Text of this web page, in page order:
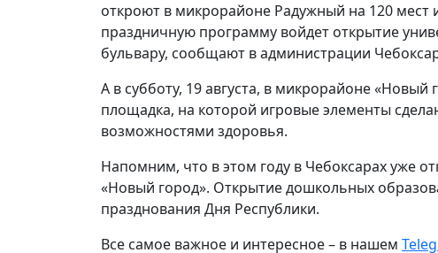
откроют в микрорайоне Радужный на 120 мест
праздничную программу войдет открытие
бульвару, сообщают в администрации
А в субботу, 19 августа, в микрорайоне
площадка, на которой игровые элементы
возможностями здоровья.
Напомним, что в этом году в Чебоксарах уже
«Новый город». Открытие дошкольных
празднования Дня Республики.
Все самое важное и интересное – в нашем